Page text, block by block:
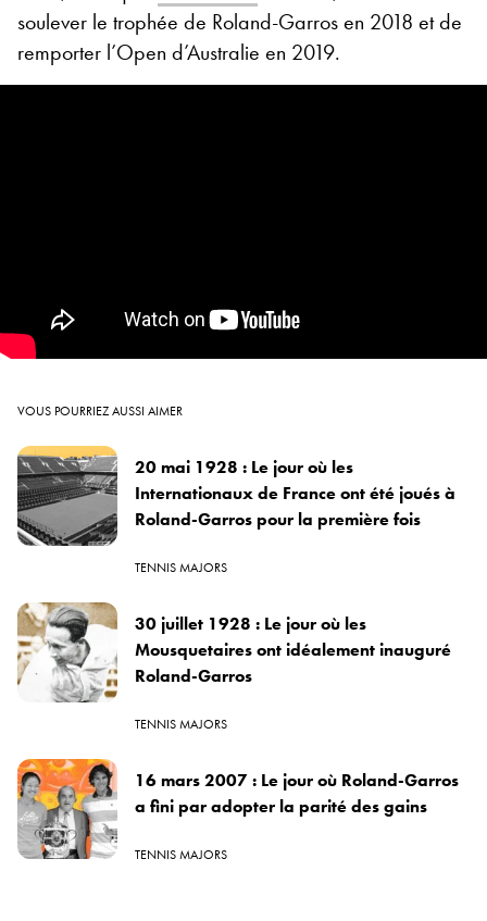
soulever le trophée de Roland-Garros en 2018 et de
remporter l’Open d’Australie en 2019.
VOUS POURRIEZ AUSSI AIMER
20 mai 1928 : Le jour où les
Internationaux de France ont été joués à
Roland-Garros pour la première fois
TENNIS MAJORS
30 juillet 1928 : Le jour où les
Mousquetaires ont idéalement inauguré
Roland-Garros
TENNIS MAJORS
16 mars 2007 : Le jour où Roland-Garros
a fini par adopter la parité des gains
TENNIS MAJORS